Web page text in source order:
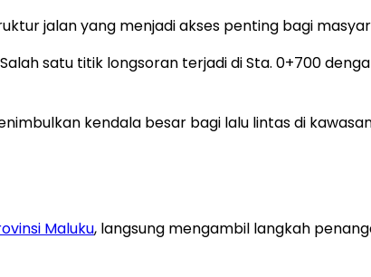
jalan yang menjadi akses penting bagi
satu titik longsoran terjadi di Sta. 0+700
kendala besar bagi lalu lintas di
Maluku, langsung mengambil langkah